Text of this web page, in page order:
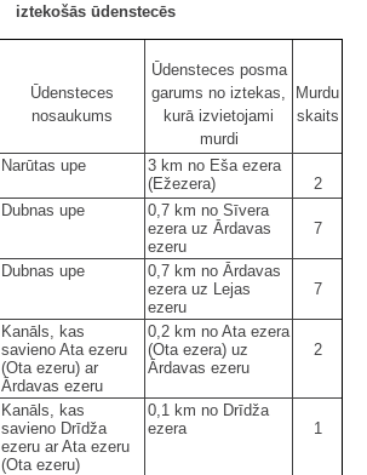
iztekošās ūdenstecēs
Ūdensteces
nosaukums
Ūdensteces posma
garums no iztekas,
kurā izvietojami
murdi
Murdu
skaits
Narūtas upe
3 km no Eša ezera
(Ežezera)
2
Dubnas upe
0,7 km no Sīvera
ezera uz Ārdavas
ezeru
7
Dubnas upe
0,7 km no Ārdavas
ezera uz Lejas
ezeru
7
Kanāls, kas
savieno Ata ezeru
(Ota ezeru) ar
Ārdavas ezeru
0,2 km no Ata ezera
(Ota ezera) uz
Ārdavas ezeru
2
Kanāls, kas
savieno Drīdža
ezeru ar Ata ezeru
(Ota ezeru)
0,1 km no Drīdža
ezera
1